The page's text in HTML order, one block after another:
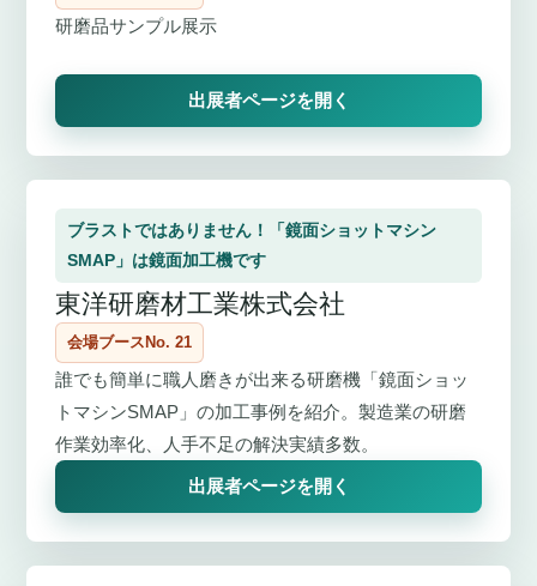
研磨品サンプル展示
出展者ページを開く
ブラストではありません！「鏡面ショットマシン
SMAP」は鏡面加工機です
東洋研磨材工業株式会社
会場ブースNo. 21
誰でも簡単に職人磨きが出来る研磨機「鏡面ショッ
トマシンSMAP」の加工事例を紹介。製造業の研磨
作業効率化、人手不足の解決実績多数。
出展者ページを開く